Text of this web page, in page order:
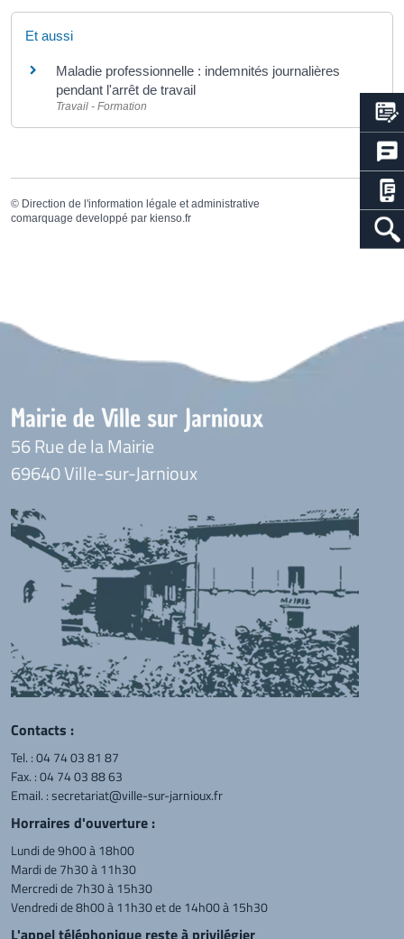
Et aussi
Maladie professionnelle : indemnités journalières
pendant l'arrêt de travail
Travail - Formation
© Direction de l'information légale et administrative
comarquage developpé par kienso.fr
Mairie de Ville sur Jarnioux
56 Rue de la Mairie
69640 Ville-sur-Jarnioux
Contacts :
Tel. :04 74 03 81 87
Fax. : 04 74 03 88 63
Email. :secretariat@ville-sur-jarnioux.fr
Horraires d'ouverture :
Lundi de 9h00 à 18h00
Mardi de 7h30 à 11h30
Mercredi de 7h30 à 15h30
Vendredi de 8h00 à 11h30 et de 14h00 à 15h30
L'appel téléphonique reste à privilégier